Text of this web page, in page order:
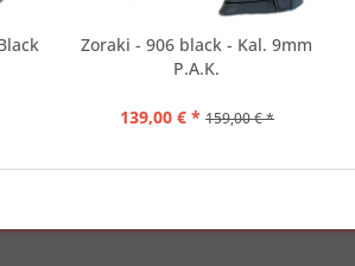
Zoraki - 906 black - Kal. 9mm
P.A.K.
139,00 € * 159,00 € *